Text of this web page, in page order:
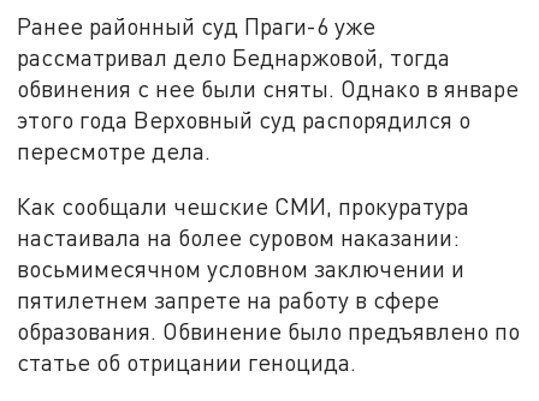
Ранее районный суд Праги-6 уже
рассматривал дело Беднаржовой, тогда
обвинения с нее были сняты. Однако в январе
этого года Верховный суд распорядился о
пересмотре дела.
Как сообщали чешские СМИ, прокуратура
настаивала на более суровом наказании:
восьмимесячном условном заключении и
пятилетнем запрете на работу в сфере
образования. Обвинение было предъявлено по
статье об отрицании геноцида.